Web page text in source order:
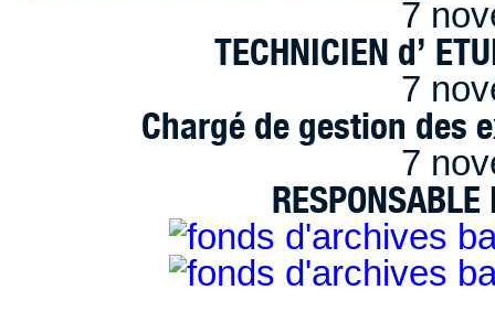
7
TECHNICIEN d’
7
Chargé de gestion des
7